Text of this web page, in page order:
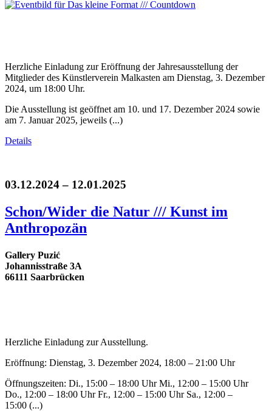
Herzliche Einladung zur Eröffnung der Jahresausstellung der
Mitglieder des Künstlerverein Malkasten am Dienstag, 3. Dezember
2024, um 18:00 Uhr.
Die Ausstellung ist geöffnet am 10. und 17. Dezember 2024 sowie
am 7. Januar 2025, jeweils (...)
Details
03.12.2024 – 12.01.2025
Schon/Wider die Natur /// Kunst im
Anthropozän
Gallery Puzić
Johannisstraße 3A
66111 Saarbrücken
Herzliche Einladung zur Ausstellung.
Eröffnung: Dienstag, 3. Dezember 2024, 18:00 – 21:00 Uhr
Öffnungszeiten: Di., 15:00 – 18:00 Uhr Mi., 12:00 – 15:00 Uhr
Do., 12:00 – 18:00 Uhr Fr., 12:00 – 15:00 Uhr Sa., 12:00 –
15:00 (...)